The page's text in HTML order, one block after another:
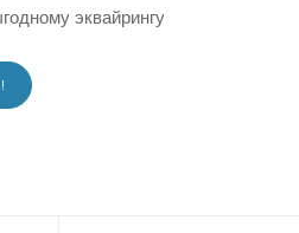
эквайрингу